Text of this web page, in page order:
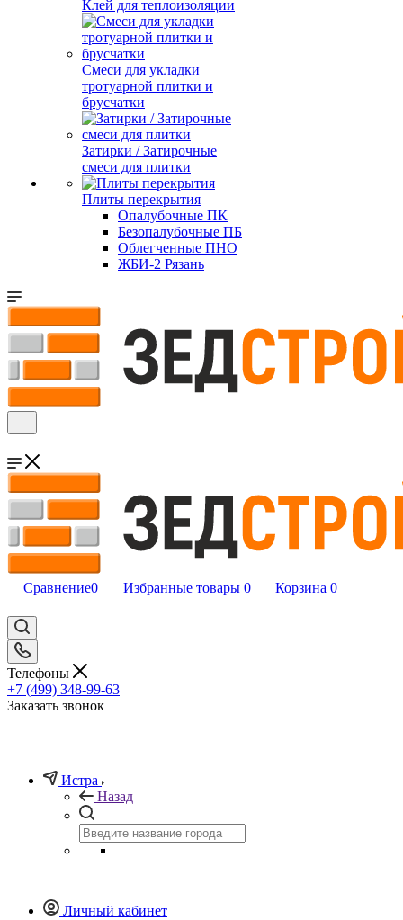
Клей для теплоизоляции
Смеси для укладки
тротуарной плитки и
брусчатки
Затирки / Затирочные
смеси для плитки
Плиты перекрытия
Опалубочные ПК
Безопалубочные ПБ
Облегченные ПНО
ЖБИ-2 Рязань
Сравнение0 Избранные товары 0 Корзина 0
Телефоны
+7 (499) 348-99-63
Заказать звонок
Истра
Назад
Личный кабинет